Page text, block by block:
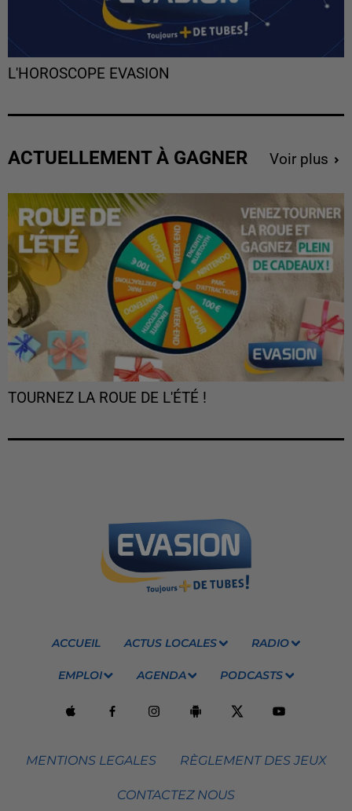
L'HOROSCOPE EVASION
ACTUELLEMENT À GAGNER Voir plus
TOURNEZ LA ROUE DE L'ÉTÉ !
ACCUEIL ACTUS LOCALES RADIO
EMPLOI AGENDA PODCASTS
MENTIONS LEGALES RÈGLEMENT DES JEUX
CONTACTEZ NOUS